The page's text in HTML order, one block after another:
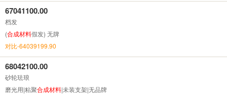
67041100.00
档发
(合成材料假发) 无牌
对比-64039199.90
68042100.00
砂轮珐琅
磨光用|粘聚合成材料|未装支架|无品牌